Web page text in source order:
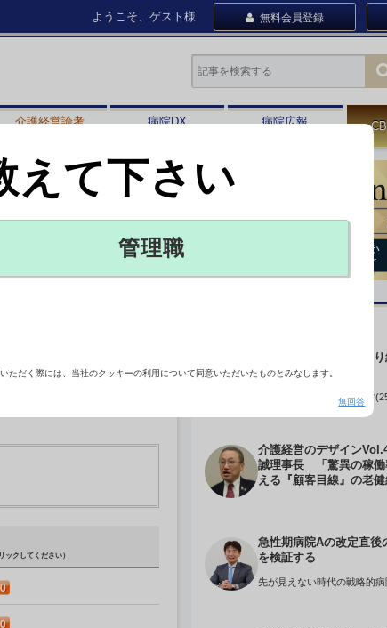
ようこそ、ゲスト様 無料会員登録
介護経営論考 病院DX 病院広報
された最新ニュースを
がRSSアイコンから直接
ックしてください）
身体的拘束最小化の取
善に
データで読み解く病院経営
介護経営のデザイン
誠理事長 「驚異の稼働
える『顧客目線』の老健
急性期病院Aの改定直後
を検証する
先が見えない時代の戦略的病
えて下さい
管理職
だく際には、当社のクッキーの利用について同意いただいたものとみなします。
無回答